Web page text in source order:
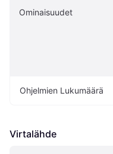
Ominaisuudet
Ohjelmien Lukumäärä
Virtalähde